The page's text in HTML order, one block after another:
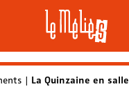
| La Quinzaine en salle